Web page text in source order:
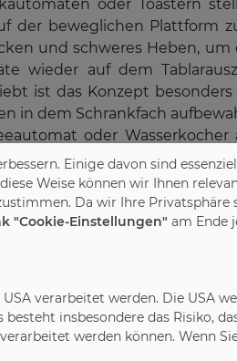
oder Toastern
der beweglichen Plattform
und schweres Heben, um
wieder auf dem
ist das Konzept besonders
in dem Schrankfach
oder Wasserkocher
was die Küchenmöbel
der Arbeitsplatte stehen.
nach oben klappen, so dass
oder die sogenannten
Einige davon sind
Weise können wir Ihnen
Da wir Ihre Privatsphäre
"Cookie-Einstellungen" am Ende
verarbeitet werden. Die USA
insbesondere das Risiko,
werden können. Wenn